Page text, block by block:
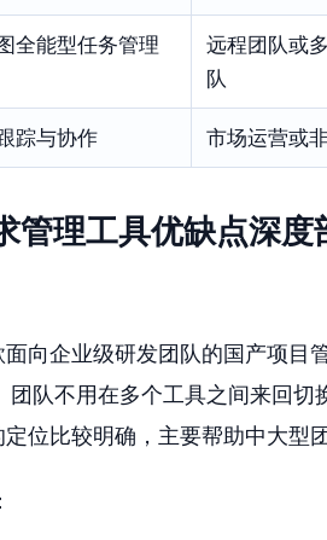
全能型任务管理
远程团队或
队
踪与协作 市场运营或
管理工具优缺点深度
向企业级研发团队的国产项目
团队不用在多个工具之间来回
位比较明确，主要帮助中大型
：